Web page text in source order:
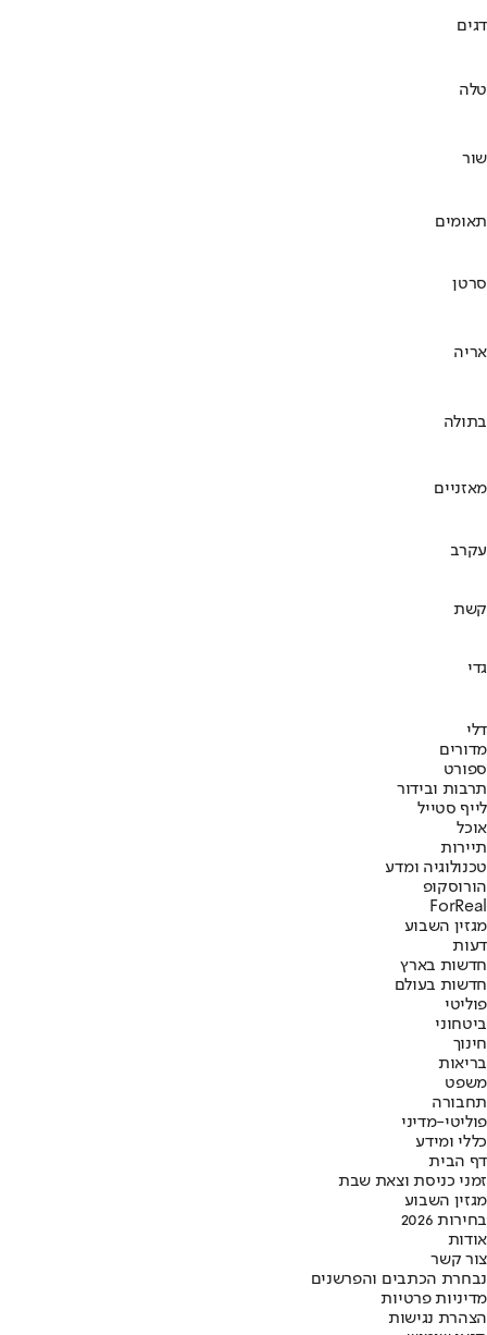
דגים
טלה
שור
תאומים
סרטן
אריה
בתולה
מאזניים
עקרב
קשת
גדי
דלי
מדורים
ספורט
תרבות ובידור
לייף סטייל
אוכל
תיירות
טכנולוגיה ומדע
הורוסקופ
ForReal
מגזין השבוע
דעות
חדשות בארץ
חדשות בעולם
פוליטי
ביטחוני
חינוך
בריאות
משפט
תחבורה
פוליטי-מדיני
כללי ומידע
דף הבית
זמני כניסת וצאת שבת
מגזין השבוע
בחירות 2026
אודות
צור קשר
נבחרת הכתבים והפרשנים
מדיניות פרטיות
הצהרת נגישות